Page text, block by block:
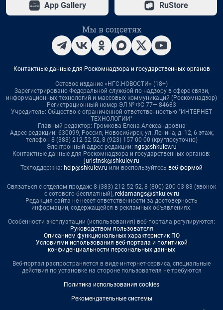
App Gallery RuStore
Мы в соцсетях
Контактные данные для Роскомнадзора и государственных органов
Сетевое издание «НГС.НОВОСТИ» (18+)
Зарегистрировано Федеральной службой по надзору в сфере связи,
информационных технологий и массовых коммуникаций (Роскомнадзор)
Регистрационный номер ЭЛ № ФС 77— 84683
Учредитель: Общество с ограниченной ответственностью "ИНТЕРНЕТ
ТЕХНОЛОГИИ"
Главный редактор: Громкова Елена Александровна
Адрес редакции: 630099, Россия, Новосибирск, ул. Ленина, д. 12, 6 этаж,
телефон 8 (383) 212-52-52, 8 (923) 157-00-00 (круглосуточно)
Электронный адрес редакции: ngs@shkulev.ru
Контактные данные для Роскомнадзора и государственных органов:
juristnsk@shkulev.ru
Техподдержка: help@shkulev.ru или воспользуйтесь веб-формой
Связаться с отделом продаж: 8 (383) 212-52-52, 8 (800) 200-03-83 (звонок
с сотового бесплатный), reklamangs@shkulev.ru
Редакция сайта не несет ответственности за достоверность
информации, содержащейся в рекламных объявлениях.
Особенности эксплуатации (использования) веб-портала регулируются:
Руководством пользователя
Описанием функциональных характеристик ПО
Условиями использования веб-портала и политикой
конфиденциальности персональных данных
Веб-портал распространяется в виде интернет-сервиса, специальные
действия по установке на стороне пользователя не требуются
Политика использования cookies
Рекомендательные системы